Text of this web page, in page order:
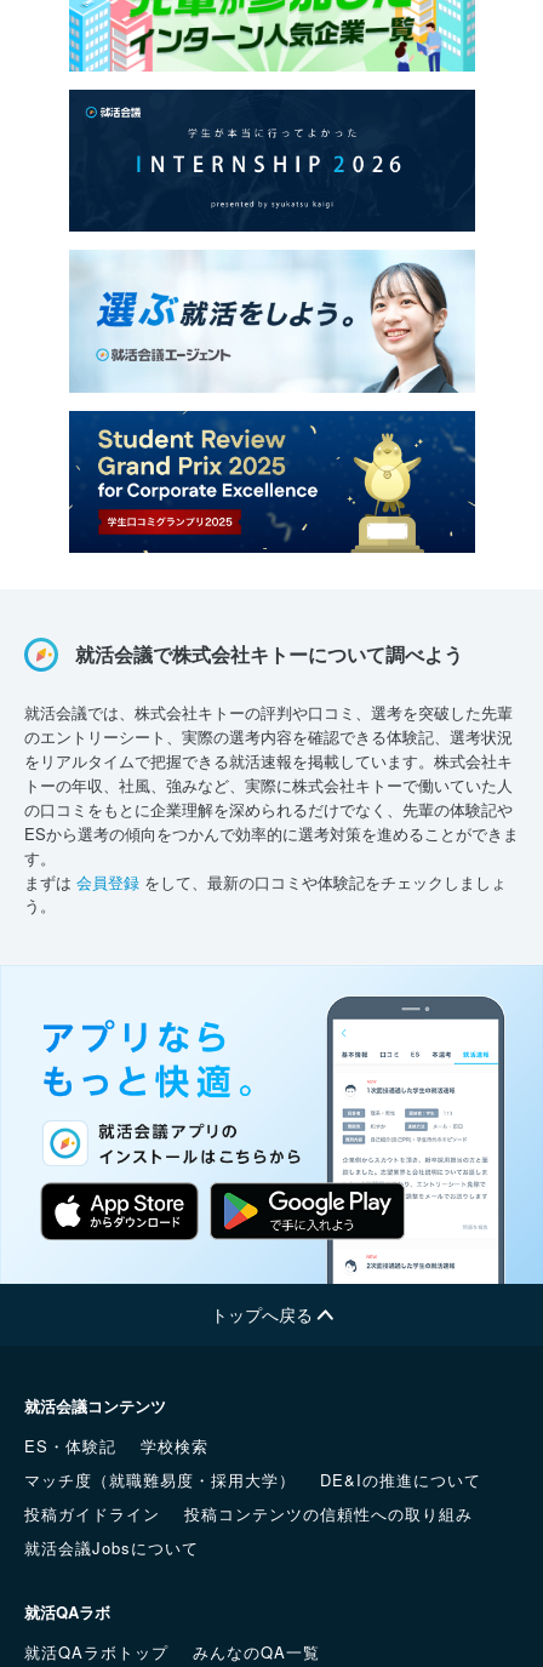
就活会議で株式会社キトーについて調べよう
就活会議では、株式会社キトーの評判や口コミ、選考を突破した先輩
のエントリーシート、実際の選考内容を確認できる体験記、選考状況
をリアルタイムで把握できる就活速報を掲載しています。株式会社キ
トーの年収、社風、強みなど、実際に株式会社キトーで働いていた人
の口コミをもとに企業理解を深められるだけでなく、先輩の体験記や
ESから選考の傾向をつかんで効率的に選考対策を進めることができま
す。
まずは 会員登録 をして、最新の口コミや体験記をチェックしましょ
う。
トップへ戻る
就活会議コンテンツ
ES・体験記
学校検索
マッチ度（就職難易度・採用大学）
DE&Iの推進について
投稿ガイドライン
投稿コンテンツの信頼性への取り組み
就活会議Jobsについて
就活QAラボ
就活QAラボトップ
みんなのQA一覧